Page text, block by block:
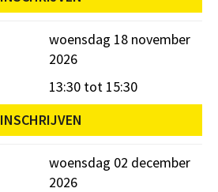
woensdag 18 november
2026
13:30 tot 15:30
INSCHRIJVEN
woensdag 02 december
2026